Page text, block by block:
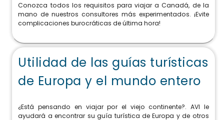
Conozca todos los requisitos para viajar a Canadá, de la
mano de nuestros consultores más experimentados. ¡Evite
complicaciones burocráticas de última hora!
Utilidad de las guías turísticas
de Europa y el mundo entero
¿Está pensando en viajar por el viejo continente?. AVI le
ayudará a encontrar su guía turística de Europa y de otros